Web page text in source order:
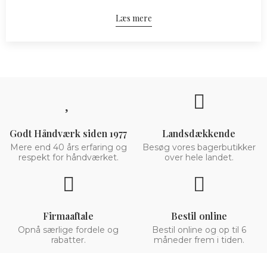
Læs mere
Godt Håndværk siden 1977
Mere end 40 års erfaring og
respekt for håndværket.
Landsdækkende
Besøg vores bagerbutikker
over hele landet.
Firmaaftale
Opnå særlige fordele og
rabatter.
Bestil online
Bestil online og op til 6
måneder frem i tiden.